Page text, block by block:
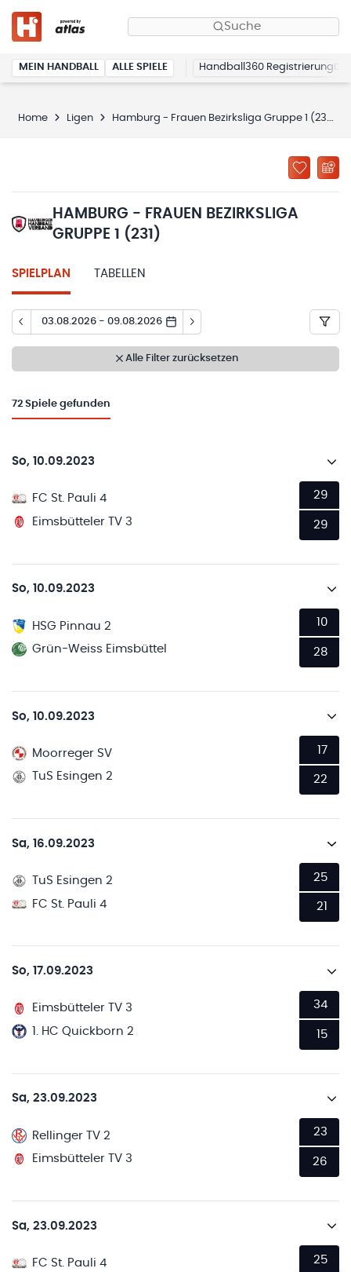
Suche
MEIN HANDBALL ALLE SPIELE Handball360 Registrierung
Home Ligen Hamburg - Frauen Bezirksliga Gruppe 1 (231)
HAMBURG - FRAUEN BEZIRKSLIGA
GRUPPE 1 (231)
SPIELPLAN TABELLEN
03.08.2026 - 09.08.2026
Alle Filter zurücksetzen
72 Spiele gefunden
So, 10.09.2023
FC St. Pauli 4
Eimsbütteler TV 3
29
29
So, 10.09.2023
HSG Pinnau 2
Grün-Weiss Eimsbüttel
10
28
So, 10.09.2023
Moorreger SV
TuS Esingen 2
17
22
Sa, 16.09.2023
TuS Esingen 2
FC St. Pauli 4
25
21
So, 17.09.2023
Eimsbütteler TV 3
1. HC Quickborn 2
34
15
Sa, 23.09.2023
Rellinger TV 2
Eimsbütteler TV 3
23
26
Sa, 23.09.2023
FC St. Pauli 4
25